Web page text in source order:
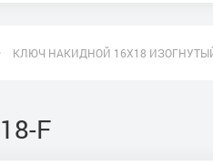
КЛЮЧ НАКИДНОЙ 16Х18 ИЗОГНУТЫЙ
F